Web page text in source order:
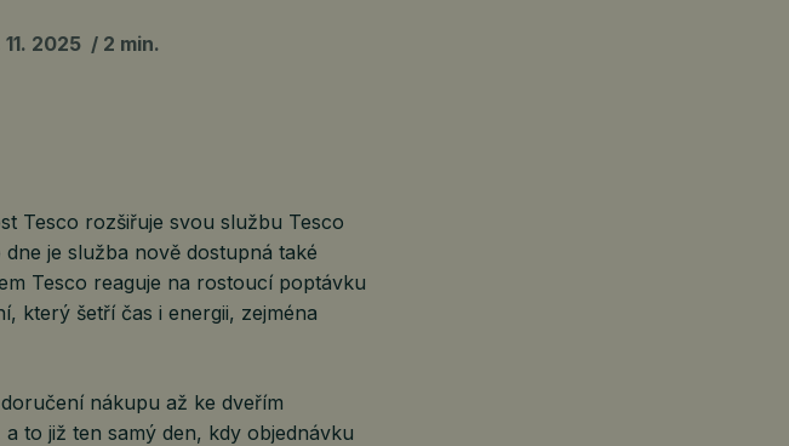
11. 2025 2 min.
Tesco rozšiřuje svou službu Tesco
je služba nově dostupná také
Tesco reaguje na rostoucí poptávku
který šetří čas i energii, zejména
nákupu až ke dveřím
to již ten samý den, kdy objednávku